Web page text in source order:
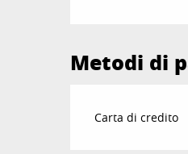
Metodi di
Carta di credito